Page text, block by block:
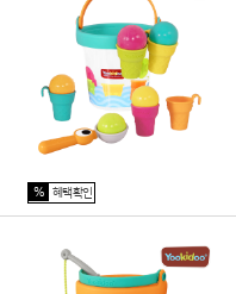
% 혜택확인